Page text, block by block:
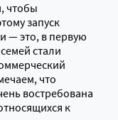
чтобы
запуск
— это, в первую
стали
что
востребована
к